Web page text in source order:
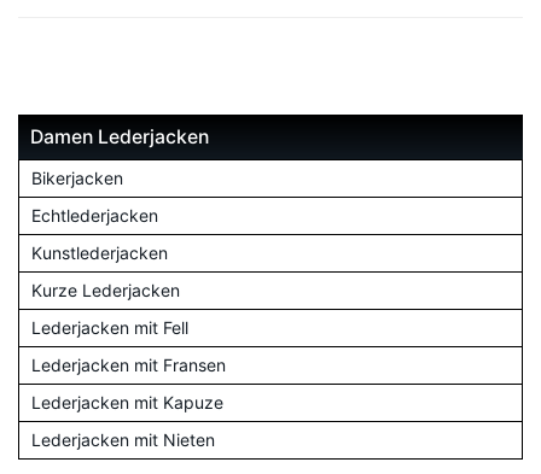
Damen Lederjacken
Bikerjacken
Echtlederjacken
Kunstlederjacken
Kurze Lederjacken
Lederjacken mit Fell
Lederjacken mit Fransen
Lederjacken mit Kapuze
Lederjacken mit Nieten